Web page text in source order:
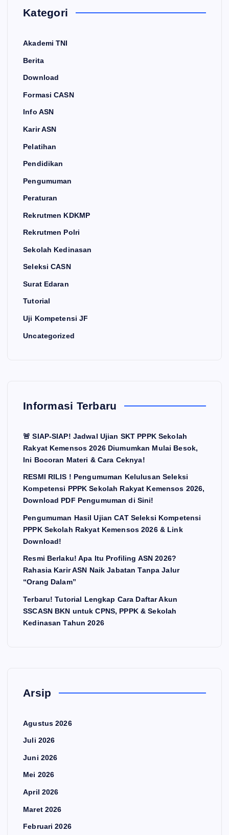
Kategori
Akademi TNI
Berita
Download
Formasi CASN
Info ASN
Karir ASN
Pelatihan
Pendidikan
Pengumuman
Peraturan
Rekrutmen KDKMP
Rekrutmen Polri
Sekolah Kedinasan
Seleksi CASN
Surat Edaran
Tutorial
Uji Kompetensi JF
Uncategorized
Informasi Terbaru
🚨 SIAP-SIAP! Jadwal Ujian SKT PPPK Sekolah
Rakyat Kemensos 2026 Diumumkan Mulai Besok,
Ini Bocoran Materi & Cara Ceknya!
RESMI RILIS ! Pengumuman Kelulusan Seleksi
Kompetensi PPPK Sekolah Rakyat Kemensos 2026,
Download PDF Pengumuman di Sini!
Pengumuman Hasil Ujian CAT Seleksi Kompetensi
PPPK Sekolah Rakyat Kemensos 2026 & Link
Download!
Resmi Berlaku! Apa Itu Profiling ASN 2026?
Rahasia Karir ASN Naik Jabatan Tanpa Jalur
“Orang Dalam”
Terbaru! Tutorial Lengkap Cara Daftar Akun
SSCASN BKN untuk CPNS, PPPK & Sekolah
Kedinasan Tahun 2026
Arsip
Agustus 2026
Juli 2026
Juni 2026
Mei 2026
April 2026
Maret 2026
Februari 2026